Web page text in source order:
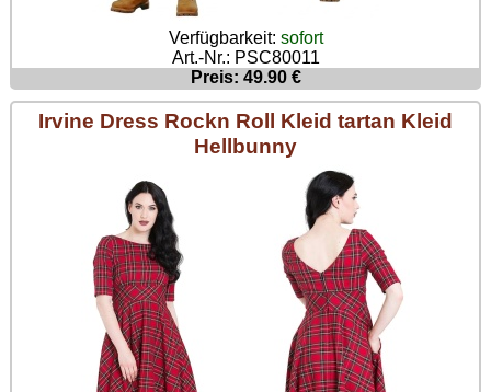
Verfügbarkeit: sofort
Art.-Nr.: PSC80011
Preis: 49.90 €
Irvine Dress Rockn Roll Kleid tartan Kleid
Hellbunny